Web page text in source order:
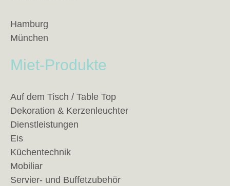
Hamburg
München
Miet-Produkte
Auf dem Tisch / Table Top
Dekoration & Kerzenleuchter
Dienstleistungen
Eis
Küchentechnik
Mobiliar
Servier- und Buffetzubehör